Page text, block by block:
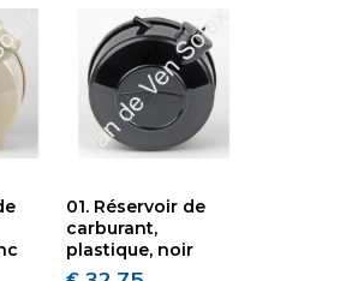
01. Réservoir de
carburant,
plastique, noir